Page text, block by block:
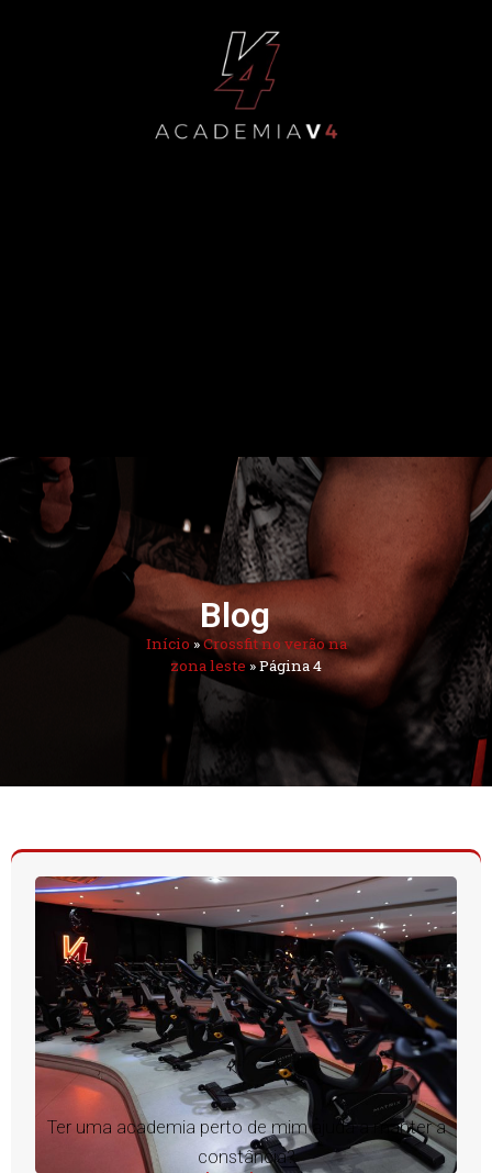
Blog
Início»Crossfit no verão na
zona leste»Página 4
Ter uma academia perto de mim ajuda a manter a
constância?